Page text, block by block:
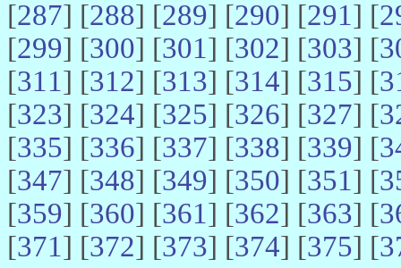
[287] [288] [289] [290] [291] [
[299] [300] [301] [302] [303] [
[311] [312] [313] [314] [315] [
[323] [324] [325] [326] [327] [
[335] [336] [337] [338] [339] [
[347] [348] [349] [350] [351] [
[359] [360] [361] [362] [363] [
[371] [372] [373] [374] [375] [